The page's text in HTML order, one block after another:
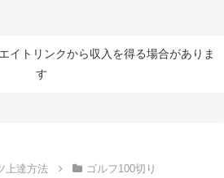
イトリンクから収入を得る場合がありま
す
上達方法 ゴルフ100切り